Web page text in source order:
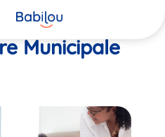
Municipale